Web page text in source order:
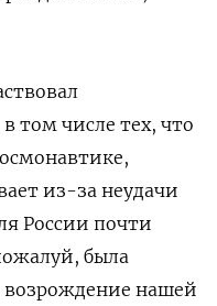
том числе тех, что
из-за неудачи
России почти
была
возрождение нашей